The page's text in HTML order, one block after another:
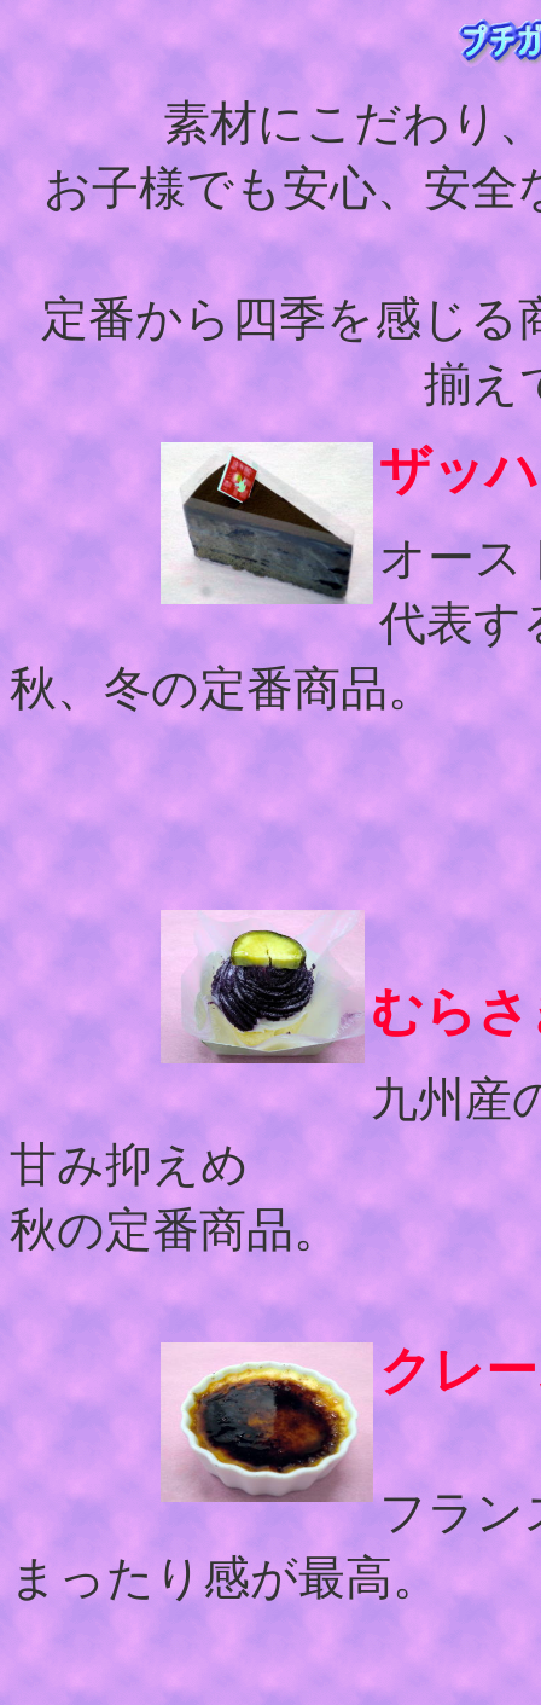
素材にこだわり
お子様でも安心、安
定番から四季を感じ
揃え
ザッ
オース
代表す
秋、冬の定番商品。
むら
九州産
甘み抑えめ
秋の定番商品。
クレ
フラン
まったり感が最高。